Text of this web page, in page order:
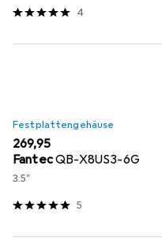
4
Festplattengehäuse
EUR
269,95
FantecQB-X8US3-6G
3.5"
5